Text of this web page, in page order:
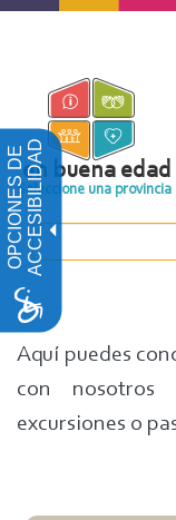
OPCIONES DEACCESIBILIDAD
Pasar
contenido
principal
en buena edad
Seleccione una provincia
Aquí puedes
con nosotros
excursiones o